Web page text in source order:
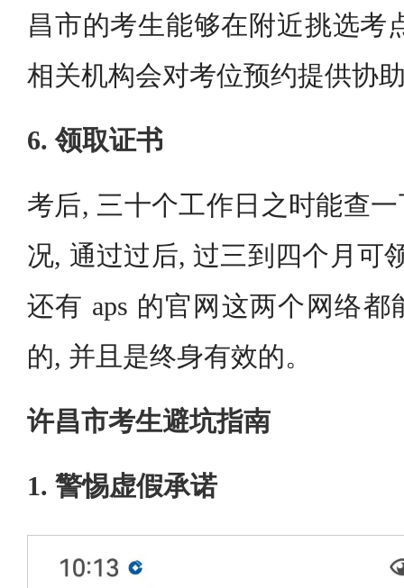
昌市的考生能够在附近挑选考
相关机构会对考位预约提供协
6. 领取证书
考后, 三十个工作日之时能查
况, 通过过后, 过三到四个月可
还有 aps 的官网这两个网络
的, 并且是终身有效的。
许昌市考生避坑指南
1. 警惕虚假承诺